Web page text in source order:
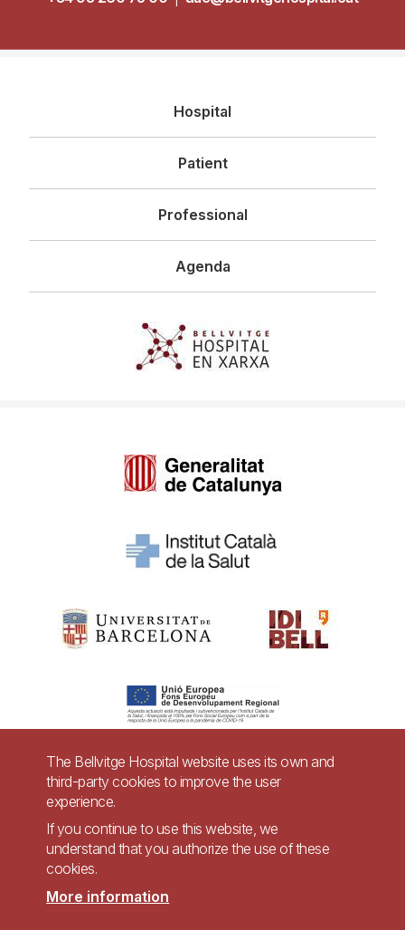
principal
Hospital
Patient
Professional
Agenda
Pie
página
Accessibility Legal warning
The Bellvitge Hospital website uses its own and
third-party cookies to improve the user
experience.
If you continue to use this website, we
understand that you authorize the use of these
cookies.
More information